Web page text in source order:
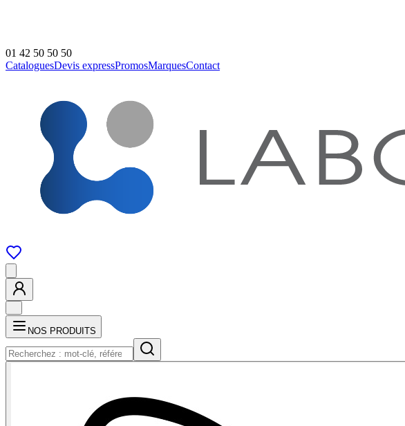
01 42 50 50 50
CataloguesDevis expressPromosMarquesContact
NOS PRODUITS